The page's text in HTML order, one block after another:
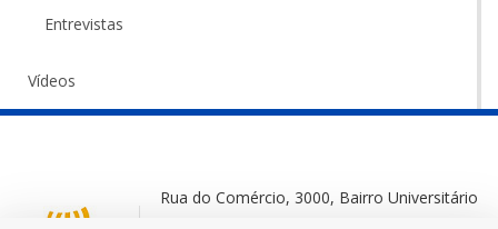
Entrevistas
Vídeos
Rua do Comércio, 3000, Bairro Universitário